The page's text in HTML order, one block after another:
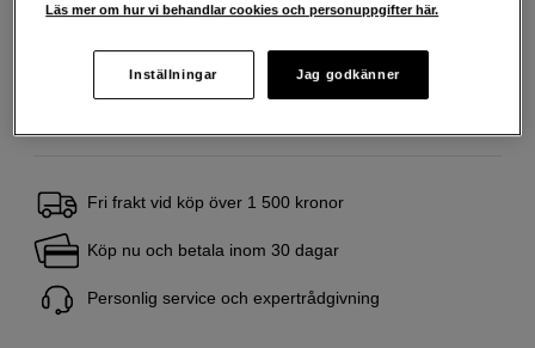
Lägg i kundvagn
Fri frakt vid köp över 1 500 kronor
Köp nu och betala inom 30 dagar
Personlig service och expertrådgivning
Läs mer om hur vi behandlar cookies och personuppgifter här.
Inställningar Jag godkänner